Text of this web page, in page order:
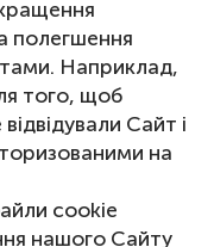
полегшення
Наприклад,
того, щоб
Сайт і
на
cookie
нашого Сайту